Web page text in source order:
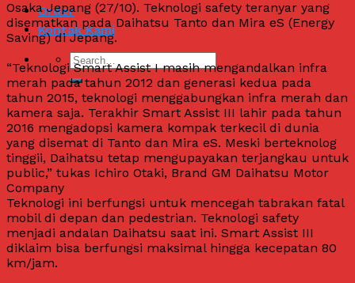
Order
Kontak Kami
Osaka Jepang (27/10). Teknologi safety teranyar yang
disematkan pada Daihatsu Tanto dan Mira eS (Energy
Saving) di Jepang.
“Teknologi Smart Assist I masih mengandalkan infra
merah pada tahun 2012 dan generasi kedua pada
tahun 2015, teknologi menggabungkan infra merah dan
kamera saja. Terakhir Smart Assist III lahir pada tahun
2016 mengadopsi kamera kompak terkecil di dunia
yang disemat di Tanto dan Mira eS. Meski berteknolog
tinggii, Daihatsu tetap mengupayakan terjangkau untuk
public,” tukas Ichiro Otaki, Brand GM Daihatsu Motor
Company
Teknologi ini berfungsi untuk mencegah tabrakan fatal
mobil di depan dan pedestrian. Teknologi safety
menjadi andalan Daihatsu saat ini. Smart Assist III
diklaim bisa berfungsi maksimal hingga kecepatan 80
km/jam.